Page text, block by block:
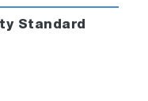
Standard